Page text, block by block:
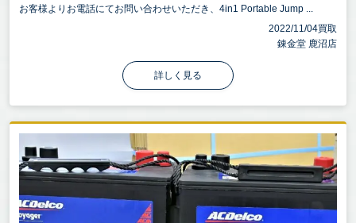
お客様よりお電話にてお問い合わせいただき、4in1 Portable Jump ...
2022/11/04買取
錬金堂 鹿沼店
詳しく見る